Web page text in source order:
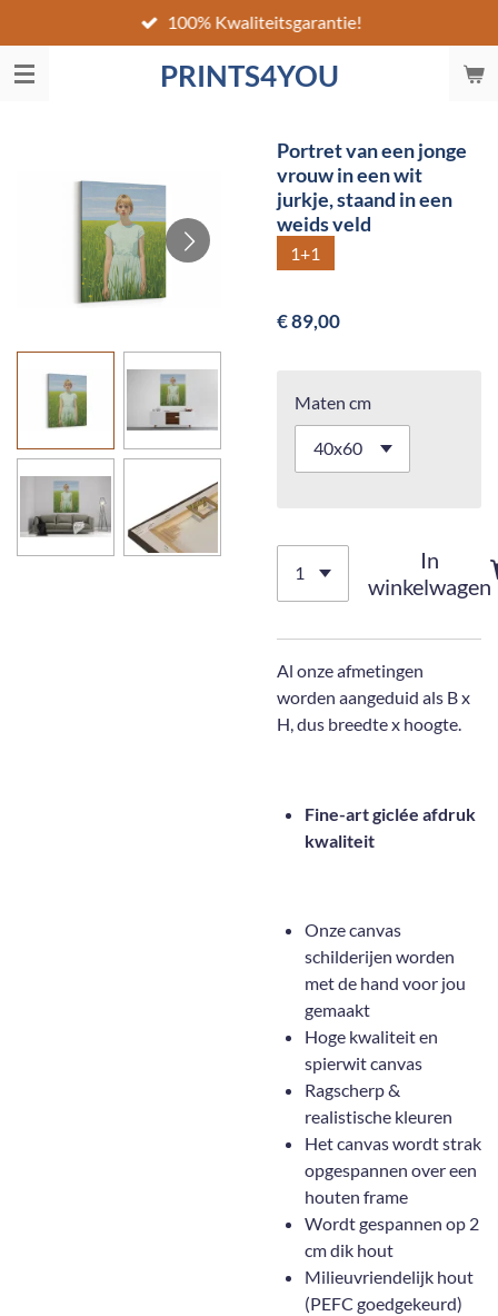
direct
naar
PRINTS4YOU
100% Kwaliteitsgarantie!
Portret van een jonge
vrouw in een wit
jurkje, staand in een
weids veld
1+1
€ 89,00
Maten cm
In
winkelwagen
Al onze afmetingen
worden aangeduid als B x
H, dus breedte x hoogte.
Fine-art giclée afdruk
kwaliteit
Onze canvas
schilderijen worden
met de hand voor jou
gemaakt
Hoge kwaliteit en
spierwit canvas
Ragscherp &
realistische kleuren
Het canvas wordt strak
opgespannen over een
houten frame
Wordt gespannen op 2
cm dik hout
Milieuvriendelijk hout
(PEFC goedgekeurd)